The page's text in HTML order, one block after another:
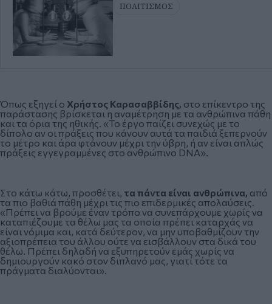
ΠΟΛΙΤΙΣΜΟΣ
Όπως εξηγεί ο Χρήστος Καρασαββίδης, στο επίκεντρο της
παράστασης βρίσκεται η αναμέτρηση με τα ανθρώπινα πάθη
και τα όρια της ηθικής. «Το έργο παίζει συνεχώς με το
δίπολο αν οι πράξεις που κάνουν αυτά τα παιδιά ξεπερνούν
το μέτρο και άρα φτάνουν μέχρι την ύβρη, ή αν είναι απλώς
πράξεις εγγεγραμμένες στο ανθρώπινο DNA».
Στο κάτω κάτω, προσθέτει, τα πάντα είναι ανθρώπινα, από
τα πιο βαθιά πάθη μέχρι τις πιο επιδερμικές απολαύσεις.
«Πρέπει να βρούμε έναν τρόπο να συνεπάρχουμε χωρίς να
καταπιέζουμε τα θέλω μας τα οποία πρέπει καταρχάς να
είναι νόμιμα και, κατά δεύτερον, να μην υποβαθμίζουν την
αξιοπρέπεια του άλλου ούτε να εισβάλλουν στα δικά του
θέλω. Πρέπει δηλαδή να εξυπηρετούν εμάς χωρίς να
δημιουργούν κακό στον διπλανό μας, γιατί τότε τα
πράγματα διαλύονται».